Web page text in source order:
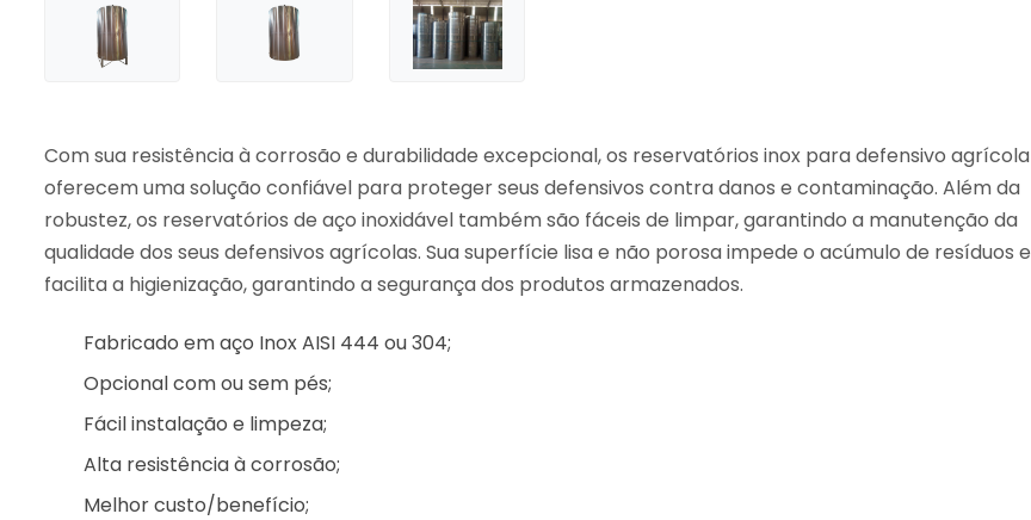
Com sua resistência à corrosão e durabilidade excepcional, os reservatórios inox para defensivo agrícola
oferecem uma solução confiável para proteger seus defensivos contra danos e contaminação. Além da
robustez, os reservatórios de aço inoxidável também são fáceis de limpar, garantindo a manutenção da
qualidade dos seus defensivos agrícolas. Sua superfície lisa e não porosa impede o acúmulo de resíduos e
facilita a higienização, garantindo a segurança dos produtos armazenados.
Fabricado em aço Inox AISI 444 ou 304;
Opcional com ou sem pés;
Fácil instalação e limpeza;
Alta resistência à corrosão;
Melhor custo/benefício;